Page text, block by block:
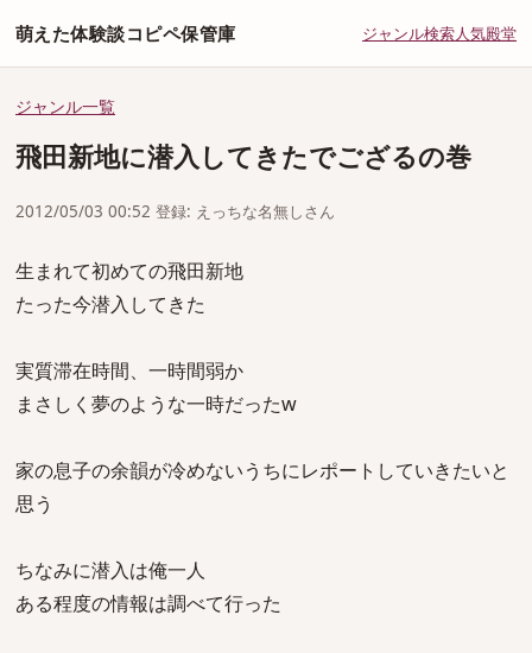
萌えた体験談コピペ保管庫 ジャンル検索人気殿堂
ジャンル一覧
飛田新地に潜入してきたでござるの巻
2012/05/03 00:52 登録: えっちな名無しさん
生まれて初めての飛田新地
たった今潜入してきた
実質滞在時間、一時間弱か
まさしく夢のような一時だったw
家の息子の余韻が冷めないうちにレポートしていきたいと
思う
ちなみに潜入は俺一人
ある程度の情報は調べて行った